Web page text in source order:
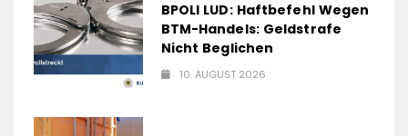
BPOLI LUD: Haftbefehl Wegen
BTM-Handels: Geldstrafe
Nicht Beglichen
10. AUGUST 2026